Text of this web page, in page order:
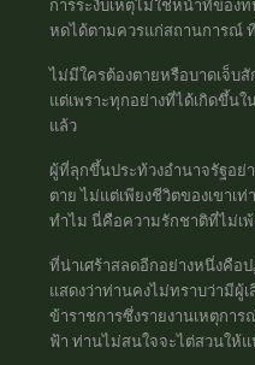
การระงับเหตุไม่ใช่หน้าที่ของ
หดได้ตามควรแก่สถานการณ์
ไม่มีใครต้องตายหรือบาดเจ็บ
แต่เพราะทุกอย่างที่ได้เกิดขึ้น
แล้ว
ผู้ที่ลุกขึ้นประท้วงอำนาจรัฐอย่
ตาย ไม่แต่เพียงชีวิตของเขาเ
ทำไม นี่คือความรักชาติที่ไม่เพ้
ที่น่าเศร้าสลดอีกอย่างหนึ่งคือ
แสดงว่าท่านคงไม่ทราบว่ามีผู้
ข้าราชการซึ่งรายงานเหตุกา
ฟ้า ท่านไม่สนใจจะไต่สวนให้แ